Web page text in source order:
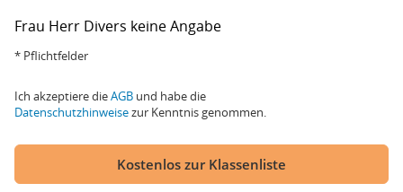
Frau Herr Divers keine Angabe
* Pflichtfelder
Ich akzeptiere dieAGB und habe die
Datenschutzhinweisezur Kenntnis genommen.
Kostenlos zur Klassenliste